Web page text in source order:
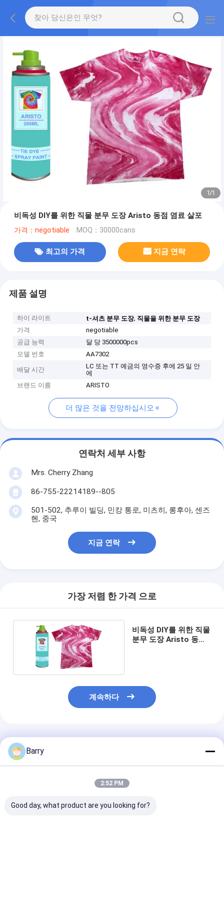
1/1
비독성 DIY를 위한 직물 분무 도장 Aristo 동점 염료 살포
가격：negotiable MOQ：30000cans
최고의 가격 지금 연락
제품 설명
하이 라이트 t-셔츠 분무 도장, 직물을 위한 분무 도장
가격
negotiable
공급 능력
달 당 3500000pcs
모델 번호
AA7302
배달 시간
LC 또는 TT 예금의 영수증 후에 25 일 안
에
브랜드 이름
ARISTO
더 많은 것을 전망하십시오
연락처 세부 사항
Mrs. Cherry Zhang
86-755-22214189--805
501-502, 추루이 빌딩, 민캉 통로, 미츠히, 롱후아, 센즈
헨, 중국
지금 연락
가장 저렴 한 가격 으로
비독성 DIY를 위한 직물
분무 도장 Aristo 동점
계속하다
추천된 제품
Barry
2:52 PM
Good day, what product are you looking for?